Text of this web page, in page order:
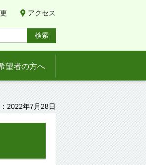
アクセス
望者の方へ
2022年7月28日